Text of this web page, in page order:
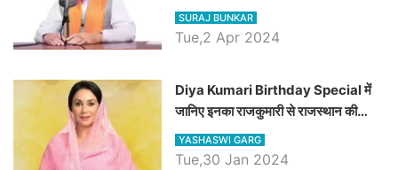
रैली, एक सभा से 8 सीटों पर साधेगें निशाना
SURAJ BUNKAR
Tue,2 Apr 2024
Diya Kumari Birthday Special में
जानिए इनका राजकुमारी से राजस्थान की
डिप्टी सीएम बनने तक का सफर, एक क्लिक में
जाने पूरा जीवन परिचय
YASHASWI GARG
Tue,30 Jan 2024